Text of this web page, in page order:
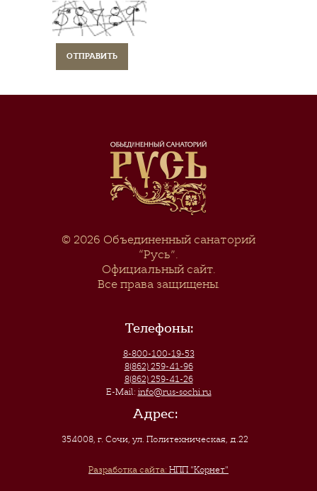
© 2026 Объединенный санаторий
“Русь”.
Официальный сайт.
Все права защищены.
Телефоны:
8-800-100-19-53
8(862) 259-41-96
8(862) 259-41-26
E-Mail: info@rus-sochi.ru
Адрес:
354008, г. Сочи,ул. Политехническая, д.22
Разработка сайта: НПП "Корнет"